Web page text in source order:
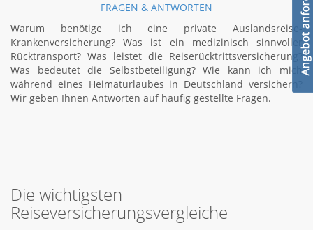
FRAGEN & ANTWORTEN
Warum benötige ich eine private Auslandsreise-
Krankenversicherung? Was ist ein medizinisch sinnvoller
Rücktransport? Was leistet die Reiserücktrittsversicherung?
Was bedeutet die Selbstbeteiligung? Wie kann ich mich
während eines Heimaturlaubes in Deutschland versichern?
Wir geben Ihnen Antworten auf häufig gestellte Fragen.
Die wichtigsten
Reiseversicherungsvergleiche